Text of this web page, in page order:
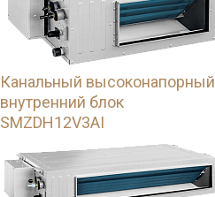
Канальный высоконапорный
внутренний блок
SMZDH12V3AI